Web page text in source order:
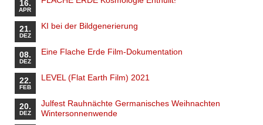
16.
APR
21.
DEZ
KI bei der Bildgenerierung
08.
DEZ
Eine Flache Erde Film-Dokumentation
22.
FEB
LEVEL (Flat Earth Film) 2021
20.
DEZ
Julfest Rauhnächte Germanisches Weihnachten
Wintersonnenwende